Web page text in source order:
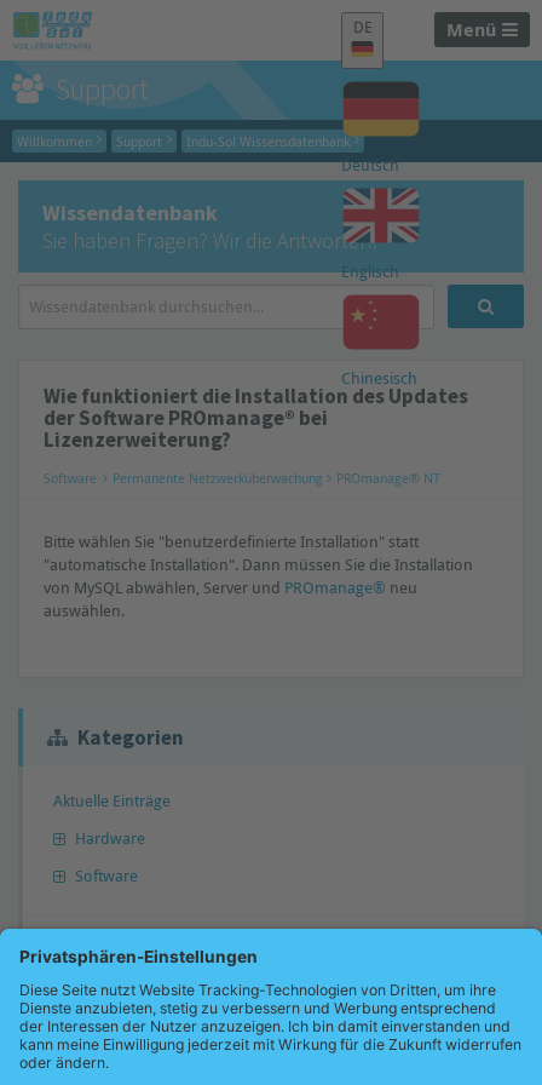
Menü
DE
Deutsch
Englisch
Chinesisch
Support
Willkommen Support Indu-Sol Wissensdatenbank
Wissendatenbank
Sie haben Fragen? Wir die Antworten!
Wie funktioniert die Installation des Updates
der Software PROmanage® bei
Lizenzerweiterung?
Software Permanente Netzwerküberwachung PROmanage® NT
Bitte wählen Sie "benutzerdefinierte Installation" statt
"automatische Installation". Dann müssen Sie die Installation
von MySQL abwählen, Server und PROmanage® neu
auswählen.
Kategorien
Aktuelle Einträge
Hardware
Software
Antwort nicht gefunden?
Gerne können Sie uns Ihre Frage übermitteln. Wir werden diese dann
gegebenenfalls in unsere Wissensdatenbank übernehmen und Sie
benachrichtigen.